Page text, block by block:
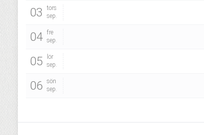
03
tors
sep.
04 fre
sep.
05
lör
sep.
06
sön
sep.